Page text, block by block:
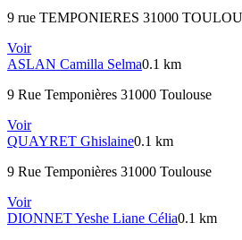
9 rue TEMPONIERES 31000
Voir
ASLAN Camilla Selma0.1 km
9 Rue Temponières 31000 Toulouse
Voir
QUAYRET Ghislaine0.1 km
9 Rue Temponières 31000 Toulouse
Voir
DIONNETYeshe Liane Célia0.1 km